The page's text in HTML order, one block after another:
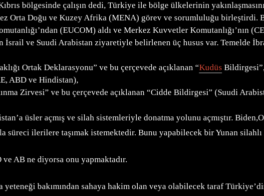
bölgesinde çalışın dedi, Türkiye ile bölge ülkelerinin
Orta Doğu ve Kuzey Afrika (MENA) görev ve sorumluluğu
(EUCOM) aldı ve Merkez Kuvvetler Komutanlığı’nın
İsrail ve Suudi Arabistan ziyaretiyle belirlenen üç husus var. Temelde
Ortak Deklarasyonu” ve bu çerçevede açıklanan “Kudüs
ABD ve Hindistan),
Zirvesi” ve bu çerçevede açıklanan “Cidde Bildirgesi” (Suudi
üsler açmış ve silah sistemleriyle donatma yolunu açmıştır.
süreci ilerilere taşımak istemektedir. Bunu yapabilecek bir Yunan
AB ne diyorsa onu yapmaktadır.
yeteneği bakımından sahaya hakim olan veya olabilecek taraf